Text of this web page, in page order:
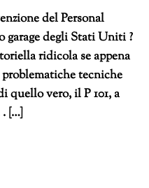
del Personal
degli Stati Uniti ?
ridicola se appena
tecniche
quello vero, il P 101, a
[…]